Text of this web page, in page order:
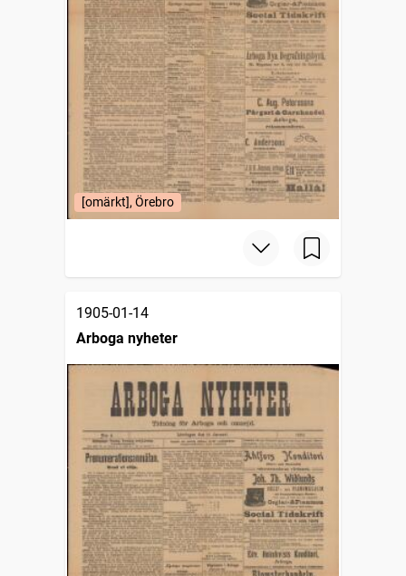
[omärkt], Örebro
1905-01-14
Arboga nyheter